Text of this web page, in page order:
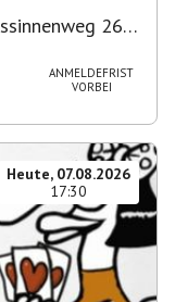
260,
ANMELDEFRIST
VORBEI
Heute, 07.08.2026
17:30